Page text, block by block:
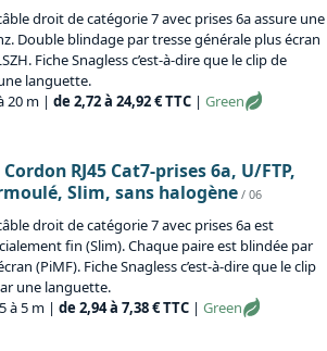
droit de catégorie 7 avec prises 6a assure une
Double blindage par tresse générale plus écran
Fiche Snagless c’est-à-dire que le clip de
languette.
20 m | de 2,72 à 24,92 € TTC | Green
Cordon RJ45 Cat7-prises 6a, U/FTP,
Slim, sans halogène / 06
droit de catégorie 7 avec prises 6a est
fin (Slim). Chaque paire est blindée par
(PiMF). Fiche Snagless c’est-à-dire que le clip
une languette.
à 5 m | de 2,94 à 7,38 € TTC | Green